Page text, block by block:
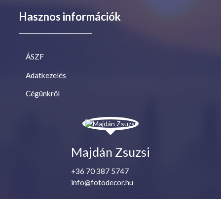
Hasznos információk
ÁSZF
Adatkezelés
Cégünkről
Majdán Zsuzsi
+36 70 387 5747
info@fotodecor.hu